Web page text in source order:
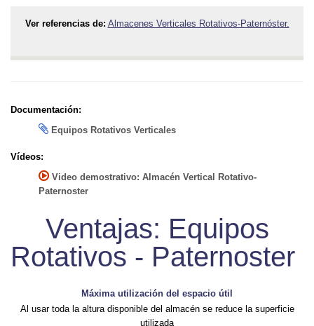
Ver referencias de: Almacenes Verticales Rotativos-Paternóster.
Documentación:
Equipos Rotativos Verticales
Vídeos:
Video demostrativo: Almacén Vertical Rotativo-
Paternoster
Ventajas: Equipos
Rotativos - Paternoster
Máxima utilización del espacio útil
Al usar toda la altura disponible del almacén se reduce la superficie
utilizada